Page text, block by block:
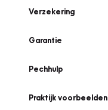
Verzekering
Garantie
Pechhulp
Praktijk voorbeelden